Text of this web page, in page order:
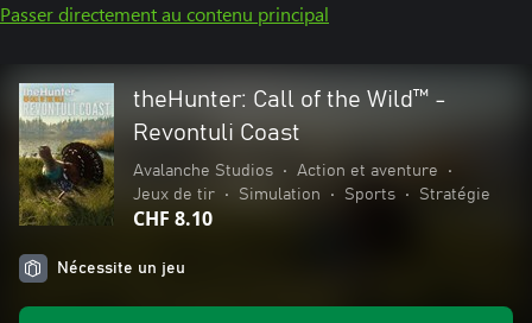
Passer directement au contenu principal
theHunter: Call of the Wild™ -
Revontuli Coast
Avalanche Studios • Action et aventure
•
Jeux de tir
• Simulation • Sports • Stratégie
CHF 8.10
Nécessite un jeu